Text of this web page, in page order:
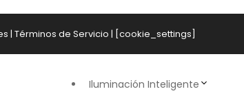
| Términos de Servicio | [cookie_settings]
Iluminación Inteligente